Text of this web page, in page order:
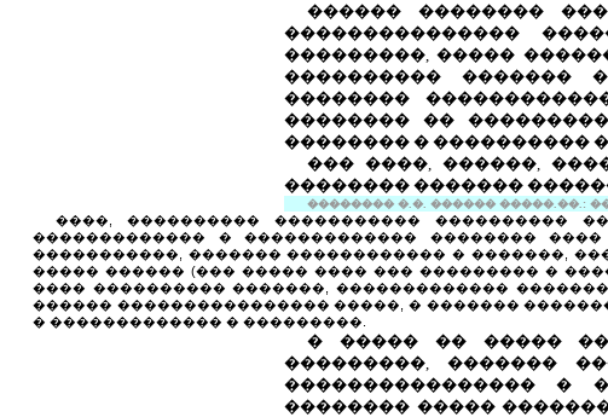
������ ��������
���������������
���������, �����
���������� �������
��������
�������� ��
�������� � ����������
��� ����, ������,
�������� �������
�������� �.�. ������ �����.��.:
����, ���������� ����������� ����������
������������� � ������������� ��������
�����������, ������� ������������ � �������,
����� ������ (��� ����� ���� ��� ��������� �
���� ���������� �������, �������������
������ ���������������� �����, � �������
� ������������� � ���������.
� ����� �� �����
���������, �������
���������������� �
�������� �����